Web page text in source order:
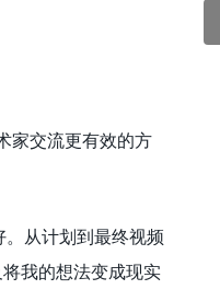
家交流更有效的方
从计划到最终视频
我的想法变成现实